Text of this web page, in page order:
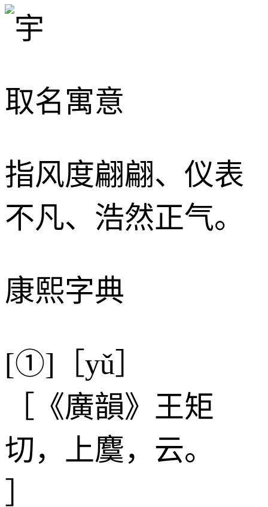
取名寓意
指风度翩翩、仪表
不凡、浩然正气。
康熙字典
[①]［yǔ］
［《廣韻》王矩
切，上麌，云。